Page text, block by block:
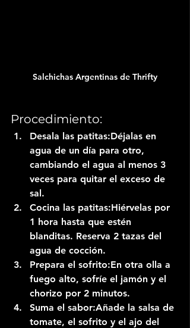
Salchichas Argentinas de Thrifty
Procedimiento:
Desala las patitas:Déjalas en
agua de un día para otro,
cambiando el agua al menos 3
veces para quitar el exceso de
sal.
Cocina las patitas:Hiérvelas por
1 hora hasta que estén
blanditas. Reserva 2 tazas del
agua de cocción.
Prepara el sofrito:En otra olla a
fuego alto, sofríe el jamón y el
chorizo por 2 minutos.
Suma el sabor:Añade la salsa de
tomate, el sofrito y el ajo del